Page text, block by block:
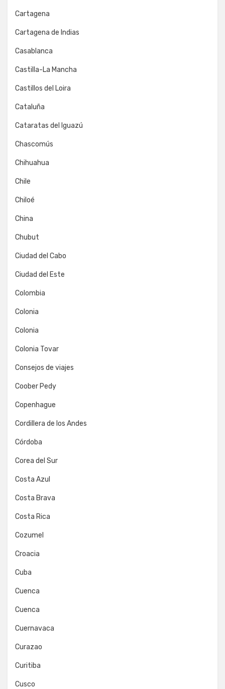
Cartagena
Cartagena de Indias
Casablanca
Castilla-La Mancha
Castillos del Loira
Cataluña
Cataratas del Iguazú
Chascomús
Chihuahua
Chile
Chiloé
China
Chubut
Ciudad del Cabo
Ciudad del Este
Colombia
Colonia
Colonia
Colonia Tovar
Consejos de viajes
Coober Pedy
Copenhague
Cordillera de los Andes
Córdoba
Corea del Sur
Costa Azul
Costa Brava
Costa Rica
Cozumel
Croacia
Cuba
Cuenca
Cuenca
Cuernavaca
Curazao
Curitiba
Cusco